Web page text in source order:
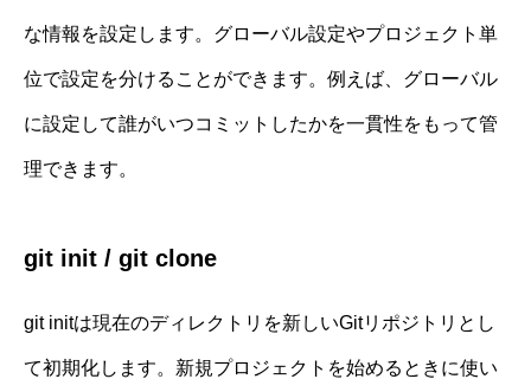
な情報を設定します。グローバル設定やプロジェクト単
位で設定を分けることができます。例えば、グローバル
に設定して誰がいつコミットしたかを一貫性をもって管
理できます。
git init / git clone
git initは現在のディレクトリを新しいGitリポジトリとし
て初期化します。新規プロジェクトを始めるときに使い